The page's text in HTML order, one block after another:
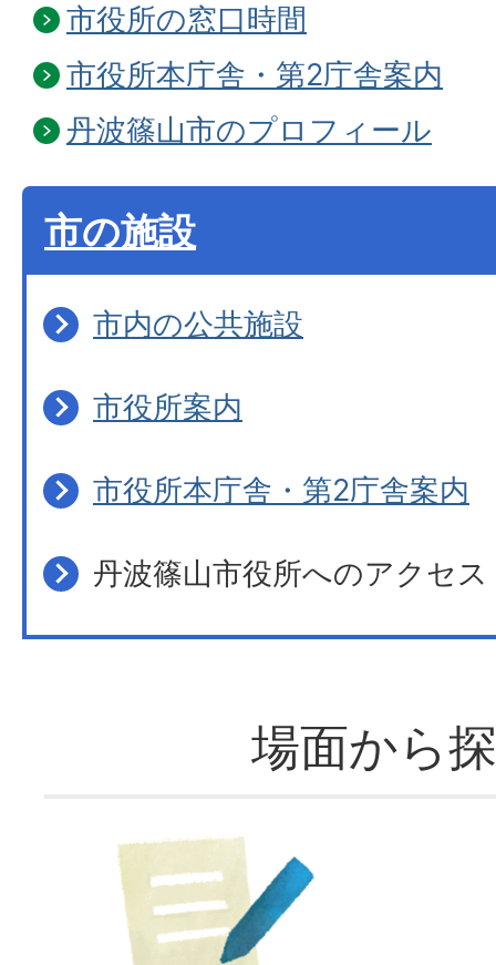
市役所の窓口時間
市役所本庁舎・第2庁舎案内
丹波篠山市のプロフィール
市の施設
市内の公共施設
市役所案内
市役所本庁舎・第2庁舎案内
丹波篠山市役所へのアクセス
場面から